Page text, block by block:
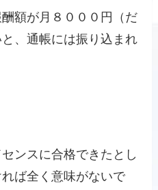
額が月８０００円（だ
、通帳には振り込まれ
ンスに合格できたとし
ば全く意味がないで